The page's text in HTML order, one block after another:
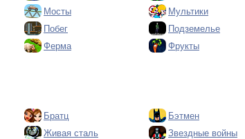
Мосты Мультики
Побег Подземелье
Ферма Фрукты
Братц Бэтмен
Живая сталь Звездные войны